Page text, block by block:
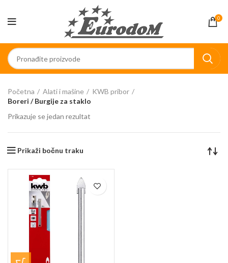
0
Početna Alati i mašine
KWB pribor
Boreri / Burgije za staklo
Prikazuje se jedan rezultat
Prikaži bočnu traku